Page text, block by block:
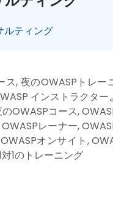
ルティング
ス, 夜のOWASPトレー
インストラクター
のOWASPコース,
レーナー,
オンサイト,
1のトレーニング